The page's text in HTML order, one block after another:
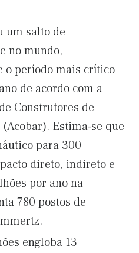
um salto de
no mundo,
o período mais crítico
de acordo com a
Construtores de
Estima-se que
para 300
direto, indireto e
por ano na
780 postos de
engloba 13